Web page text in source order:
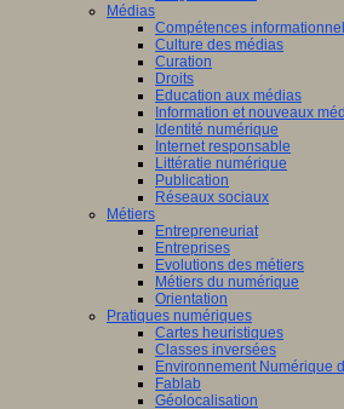
Médias
Compétences
Culture des médias
Curation
Droits
Education aux médias
Information et nouveaux
Identité numérique
Internet responsable
Littératie numérique
Publication
Réseaux sociaux
Métiers
Entrepreneuriat
Entreprises
Evolutions des métiers
Métiers du numérique
Orientation
Pratiques numériques
Cartes heuristiques
Classes inversées
Environnement Numérique
Fablab
Géolocalisation